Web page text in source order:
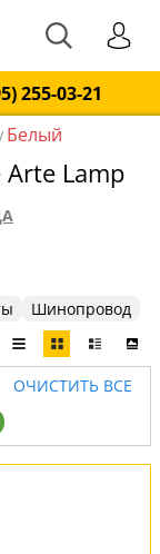
255-03-21
/ Белый
Lamp
Шинопровод
ОЧИСТИТЬ ВСЕ